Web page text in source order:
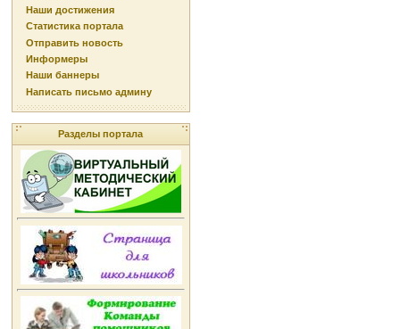
Наши достижения
Статистика портала
Отправить новость
Информеры
Наши баннеры
Написать письмо админу
Разделы портала